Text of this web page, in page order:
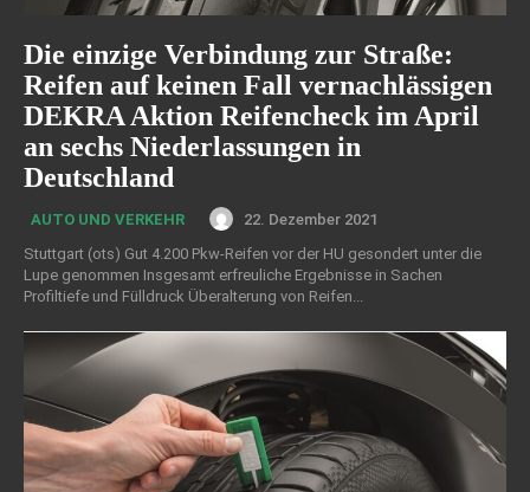
Die einzige Verbindung zur Straße:
Reifen auf keinen Fall vernachlässigen
DEKRA Aktion Reifencheck im April
an sechs Niederlassungen in
Deutschland
AUTO UND VERKEHR
22. Dezember 2021
Stuttgart (ots) Gut 4.200 Pkw-Reifen vor der HU gesondert unter die
Lupe genommen Insgesamt erfreuliche Ergebnisse in Sachen
Profiltiefe und Fülldruck Überalterung von Reifen...